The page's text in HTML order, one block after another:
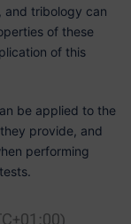
and tribology can
of these
of this
be applied to the
provide, and
performing